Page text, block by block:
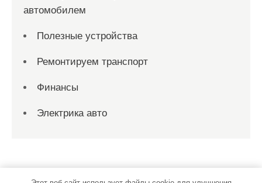
автомобилем
Полезные устройства
Ремонтируем транспорт
Финансы
Электрика авто